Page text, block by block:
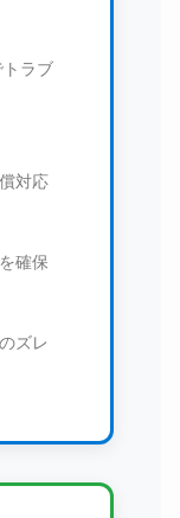
ラブ
対応
確保
ズレ